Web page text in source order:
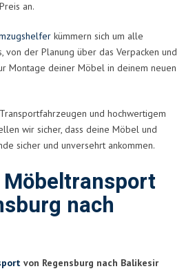
an.
kümmern sich um alle
von der Planung über das Verpacken und
Montage deiner Möbel in deinem neuen
und hochwertigem
wir sicher, dass deine Möbel und
sicher und unversehrt ankommen.
nach
von Regensburg nach Balikesir